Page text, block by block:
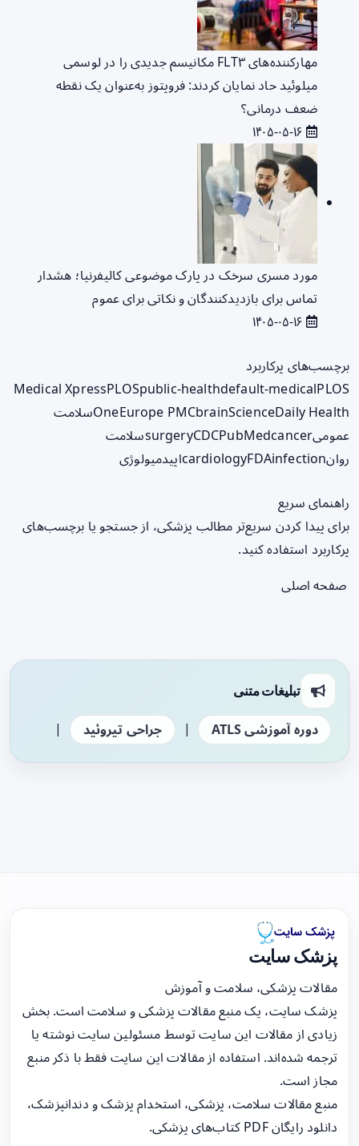
مهارکننده‌های FLT۳ مکانیسم جدیدی را در لوسمی
میلوئید حاد نمایان کردند: فروپتوز به‌عنوان یک نقطه
ضعف درمانی؟
مورد مسری سرخک در پارک موضوعی کالیفرنیا؛ هشدار
تماس برای بازدیدکنندگان و نکاتی برای عموم
برچسب‌های پرکاربرد
Medical XpressPLOSpublic-healthdefault-medicalPLOS
OneEurope PMCbrainScienceDaily Health
سلامت
عمومی
surgeryCDCPubMedcancer
سلامت
روان
cardiologyFDAinfection اپیدمیولوژی
راهنمای سریع
برای پیدا کردن سریع‌تر مطالب پزشکی، از جستجو یا برچسب‌های
پرکاربرد استفاده کنید.
صفحه اصلی
تبلیغات متنی
دوره آموزشی ATLS | جراحی تیروئید |
پزشک سایت
مقالات پزشکی، سلامت و آموزش
پزشک سایت، یک منبع مقالات پزشکی و سلامت است. بخش
زیادی از مقالات این سایت توسط مسئولین سایت نوشته یا
ترجمه شده‌اند. استفاده از مقالات این سایت فقط با ذکر منبع
مجاز است.
منبع مقالات سلامت، پزشکی، استخدام پزشک و دندانپزشک،
دانلود رایگان PDF کتاب‌های پزشکی.